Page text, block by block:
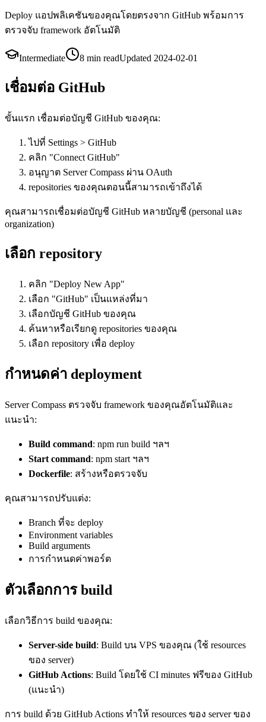
Deploy แอปพลิเคชันของคุณโดยตรงจาก GitHub พร้อมการ
ตรวจจับ framework อัตโนมัติ
Intermediate 8 min readUpdated 2024-02-01
เชื่อมต่อ GitHub
ขั้นแรก เชื่อมต่อบัญชี GitHub ของคุณ:
ไปที่ Settings > GitHub
คลิก "Connect GitHub"
อนุญาต Server Compass ผ่าน OAuth
repositories ของคุณตอนนี้สามารถเข้าถึงได้
คุณสามารถเชื่อมต่อบัญชี GitHub หลายบัญชี (personal และ
organization)
เลือก repository
คลิก "Deploy New App"
เลือก "GitHub" เป็นแหล่งที่มา
เลือกบัญชี GitHub ของคุณ
ค้นหาหรือเรียกดู repositories ของคุณ
เลือก repository เพื่อ deploy
กำหนดค่า deployment
Server Compass ตรวจจับ framework ของคุณอัตโนมัติและ
แนะนำ:
Build command: npm run build ฯลฯ
Start command: npm start ฯลฯ
Dockerfile: สร้างหรือตรวจจับ
คุณสามารถปรับแต่ง:
Branch ที่จะ deploy
Environment variables
Build arguments
การกำหนดค่าพอร์ต
ตัวเลือกการ build
เลือกวิธีการ build ของคุณ:
Server-side build: Build บน VPS ของคุณ (ใช้ resources
ของ server)
GitHub Actions: Build โดยใช้ CI minutes ฟรีของ GitHub
(แนะนำ)
การ build ด้วย GitHub Actions ทำให้ resources ของ server ของ